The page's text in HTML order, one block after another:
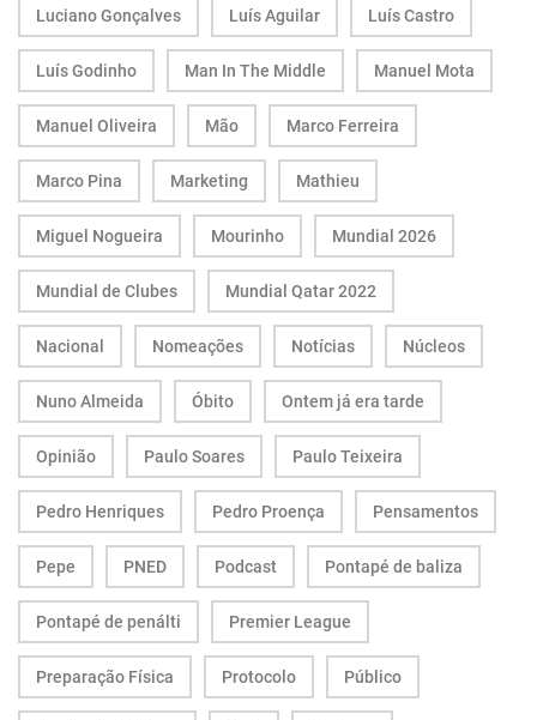
Luciano Gonçalves Luís Aguilar Luís Castro
Luís Godinho Man In The Middle Manuel Mota
Manuel Oliveira Mão Marco Ferreira
Marco Pina Marketing Mathieu
Miguel Nogueira Mourinho Mundial 2026
Mundial de Clubes Mundial Qatar 2022
Nacional Nomeações Notícias Núcleos
Nuno Almeida Óbito Ontem já era tarde
Opinião Paulo Soares Paulo Teixeira
Pedro Henriques Pedro Proença Pensamentos
Pepe PNED Podcast Pontapé de baliza
Pontapé de penálti Premier League
Preparação Física Protocolo Público